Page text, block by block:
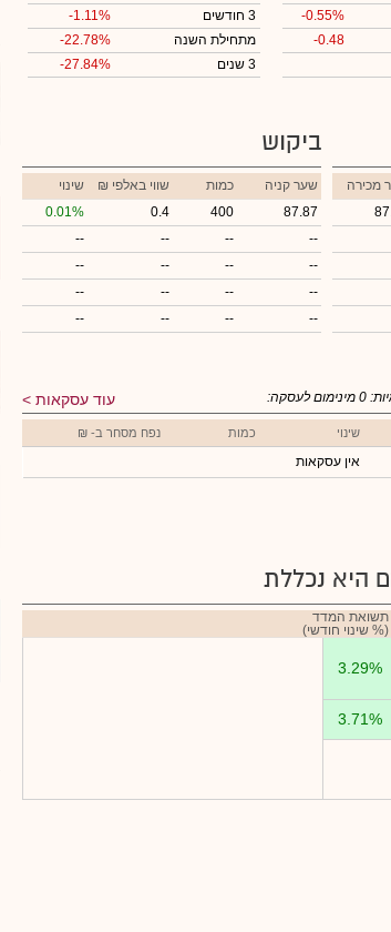
-0.55%
-0.48
3 חודשים
-1.11%
מתחילת השנה
-22.78%
3 שנים
-27.84%
מכירה
ביקוש
שער קניה כמות ₪ שווי באלפי
שינוי
87.87
400
0.4
0.01%
--
--
--
--
--
--
--
--
--
--
--
--
--
--
--
--
עוד עסקאות 0 מינימום לעסקה:
שינוי כמות נפח מסחר ב- ₪
אין עסקאות
היא נכללת
תשואת המדד
(% שינוי חודשי)
3.29%
3.71%